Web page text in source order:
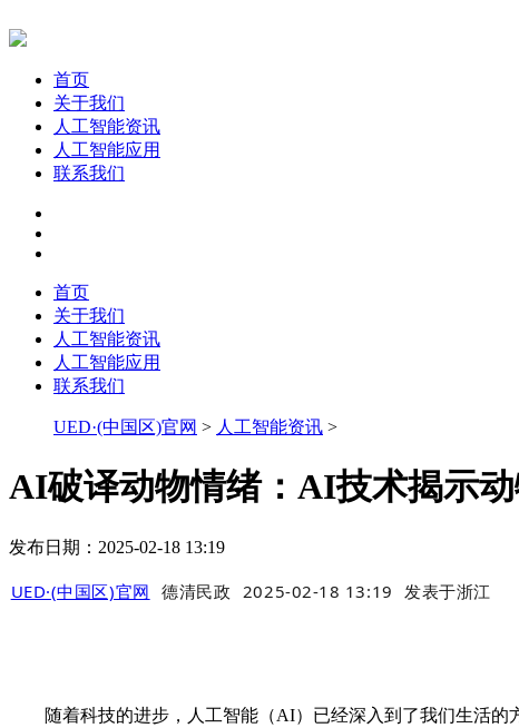
首页
关于我们
人工智能资讯
人工智能应用
联系我们
首页
关于我们
人工智能资讯
人工智能应用
联系我们
UED·(中国区)官网 > 人工智能资讯 >
AI破译动物情绪：AI技术揭示
发布日期：2025-02-18 13:19
UED·(中国区)官网 德清民政 2025-02-18 13:19 发表于浙江
随着科技的进步，人工智能（AI）已经深入到了我们生活的